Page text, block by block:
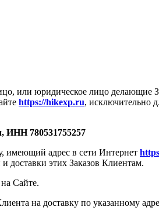
или юридическое лицо делающие
https://hikexp.ru, исключительно
ИНН 780531755257
имеющий адрес в сети Интернет
доставки этих Заказов Клиентам.
Сайте.
на доставку по указанному